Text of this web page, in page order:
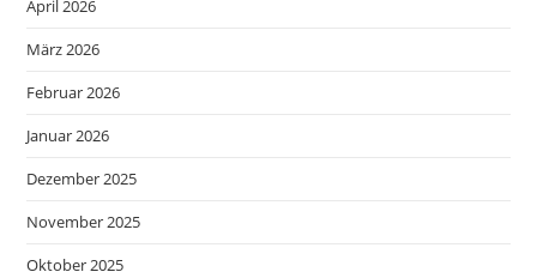
April 2026
März 2026
Februar 2026
Januar 2026
Dezember 2025
November 2025
Oktober 2025